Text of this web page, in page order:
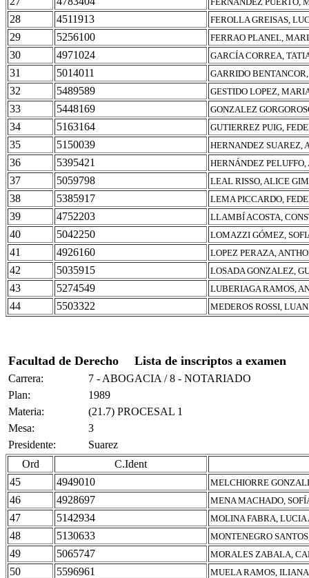
28 4511913 FEROLLA GREISAS,
29 5256100 FERRAO PLANEL,
30 4971024 GARCÍA CORREA,
31 5014011 GARRIDO
32 5489589 GESTIDO LOPEZ,
33 5448169 GONZALEZ
34 5163164 GUTIERREZ PUIG,
35 5150039 HERNANDEZ SUAREZ,
36 5395421 HERNÁNDEZ
37 5059798 LEAL RISSO, ALICE
38 5385917 LEMA PICCARDO,
39 4752203 LLAMBÍ ACOSTA,
40 5042250 LOMAZZI GÓMEZ,
41 4926160 LOPEZ PERAZA,
42 5035915 LOSADA GONZALEZ,
43 5274549 LUBERIAGA RAMOS,
44 5503322 MEDEROS ROSSI,
Facultad de Derecho Lista de inscriptos a examen
Carrera:
7 - ABOGACIA / 8 - NOTARIADO
Plan:
1989
Materia:
(21.7) PROCESAL 1
Mesa:
3
Presidente:
Suarez
Ord
C.Ident
45
4949010 MELCHIORRE
46 4928697 MENA MACHADO,
47 5142934 MOLINA FABRA, LUCIA
48 5130633 MONTENEGRO
49 5065747 MORALES ZABALA,
50 5596961 MUELA RAMOS,